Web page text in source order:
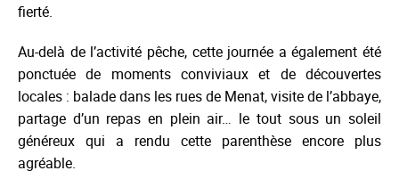
fierté.
Au-delà de l’activité pêche, cette journée a également été
ponctuée de moments conviviaux et de découvertes
locales : balade dans les rues de Menat, visite de l’abbaye,
partage d’un repas en plein air… le tout sous un soleil
généreux qui a rendu cette parenthèse encore plus
agréable.